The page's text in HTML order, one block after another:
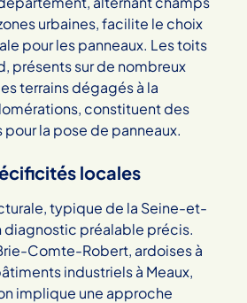
urbaines, facilite le choix
pour les panneaux. Les toits
présents sur de nombreux
terrains dégagés à la
constituent des
la pose de panneaux.
locales
typique de la Seine-et-
diagnostic préalable précis.
Comte-Robert, ardoises à
industriels à Meaux,
implique une approche